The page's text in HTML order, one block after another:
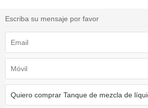
Escriba su mensaje por favor